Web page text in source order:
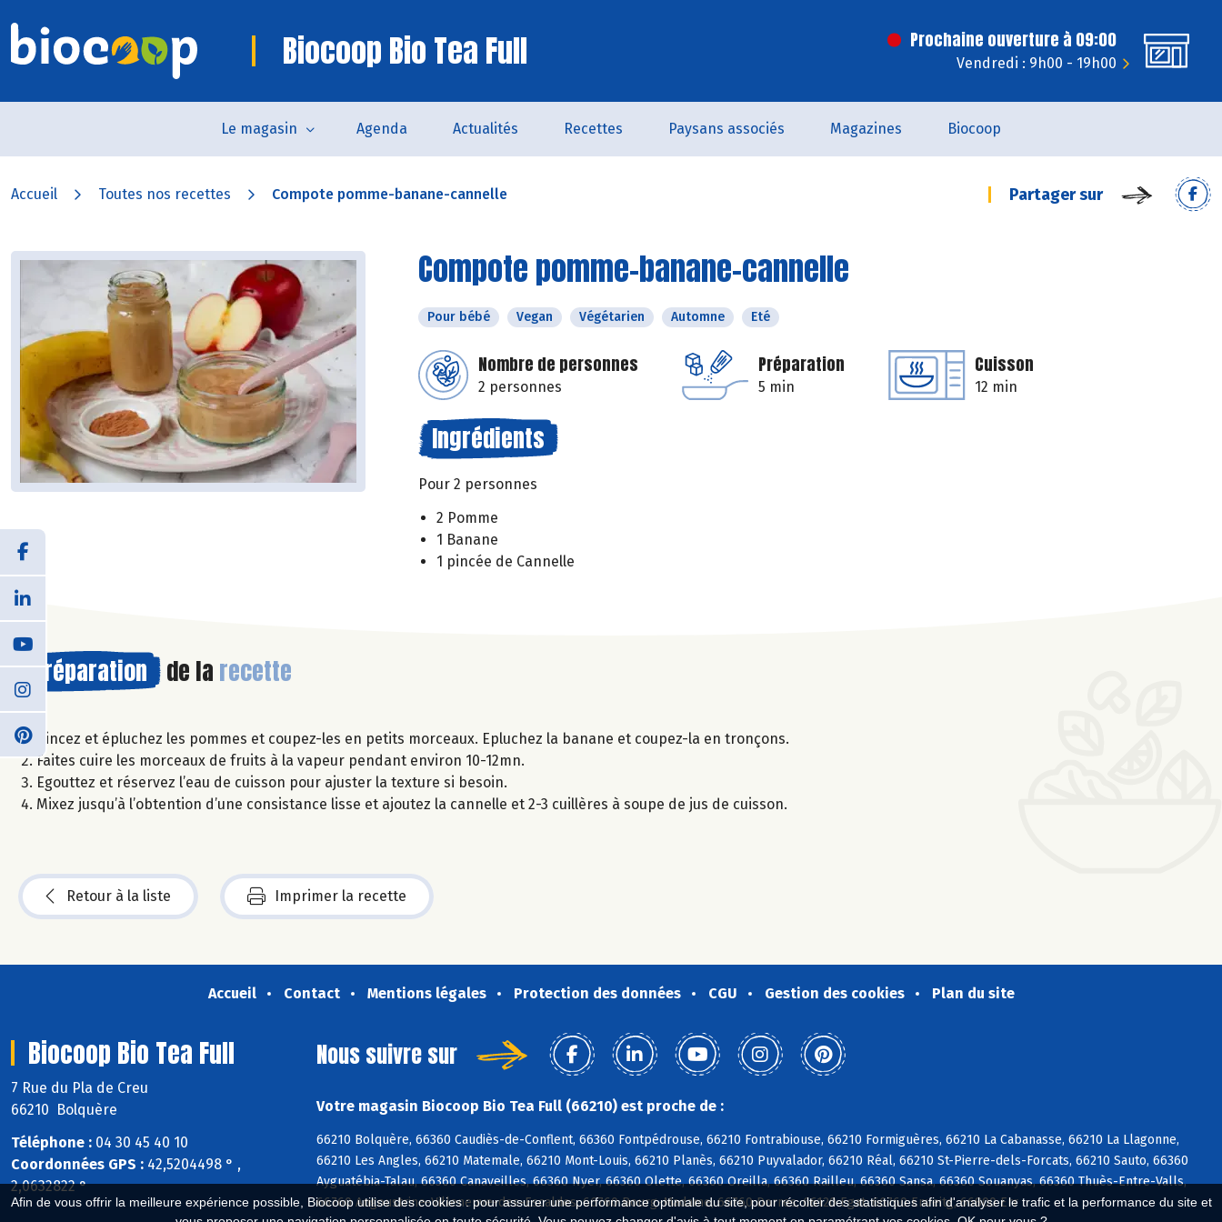
Afin de vous offrir la meilleure expérience possible, Biocoop utilise des cookies : pour assurer une performance optimale du site, pour récolter des statistiques afin d'analyser le trafic et la performance du site et
Biocoop Bio Tea Full Prochaine ouverture à 09:00
Vendredi : 9h00 - 19h00
Le magasin Agenda Actualités Recettes Paysans associés Magazines Biocoop
Accueil Toutes nos recettes Compote pomme-banane-cannelle Partager sur
Compote pomme-banane-cannelle
Pour bébé Vegan Végétarien Automne Eté
Nombre de personnes
2 personnes
Préparation
5 min
Cuisson
12 min
Ingrédients
Pour 2 personnes
2 Pomme
1 Banane
1 pincée de Cannelle
Préparation de la recette
Rincez et épluchez les pommes et coupez-les en petits morceaux. Epluchez la banane et coupez-la en tronçons.
Faites cuire les morceaux de fruits à la vapeur pendant environ 10-12mn.
Egouttez et réservez l’eau de cuisson pour ajuster la texture si besoin.
Mixez jusqu’à l’obtention d’une consistance lisse et ajoutez la cannelle et 2-3 cuillères à soupe de jus de cuisson.
Retour à la liste Imprimer la recette
Accueil Contact Mentions légales Protection des données CGU Gestion des cookies Plan du site
Biocoop Bio Tea Full
7 Rue du Pla de Creu
66210 Bolquère
Téléphone : 04 30 45 40 10
Coordonnées GPS : 42,5204498 ° ,
2,0632822 °
Nous suivre sur
Votre magasin Biocoop Bio Tea Full (66210) est proche de :
66210 Bolquère, 66360 Caudiès-de-Conflent, 66360 Fontpédrouse, 66210 Fontrabiouse, 66210 Formiguères, 66210 La Cabanasse, 66210 La Llagonne,
66210 Les Angles, 66210 Matemale, 66210 Mont-Louis, 66210 Planès, 66210 Puyvalador, 66210 Réal, 66210 St-Pierre-dels-Forcats, 66210 Sauto, 66360
Ayguatébia-Talau, 66360 Canaveilles, 66360 Nyer, 66360 Olette, 66360 Oreilla, 66360 Railleu, 66360 Sansa, 66360 Souanyas, 66360 Thuès-Entre-Valls,
66760 Angoustrine-Villeneuve-des-Escaldes, 66760 Bourg-Madame, 66760 Dorres, 66120 Egat, 66760 Enveitg, 66800 Err